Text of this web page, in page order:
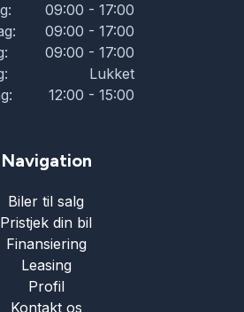
09:00 - 17:00
09:00 - 17:00
09:00 - 17:00
Lukket
12:00 - 15:00
Navigation
Biler til salg
Pristjek din bil
Finansiering
Leasing
Profil
Kontakt os